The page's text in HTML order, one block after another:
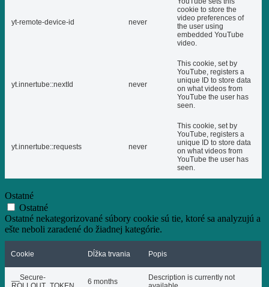
yt-remote-device-id never
cookie to store the
video preferences of
the user using
embedded YouTube
video.
yt.innertube::nextId never
This cookie, set by
YouTube, registers a
unique ID to store data
on what videos from
YouTube the user has
seen.
yt.innertube::requests never
This cookie, set by
YouTube, registers a
unique ID to store data
on what videos from
YouTube the user has
seen.
Ostatné
Ostatné
Ostatné nekategorizované súbory cookie sú tie, ktoré sa analyzujú a
ešte neboli zaradené do žiadnej kategórie.
Cookie Dĺžka trvania Popis
__Secure-
6 months
Description is currently not